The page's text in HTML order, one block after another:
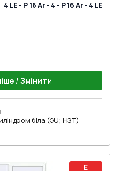
4 LE - P 16 Ar - 4 - P 16 Ar - 4 LE
/ Змінити
біла (GU; HST)
E